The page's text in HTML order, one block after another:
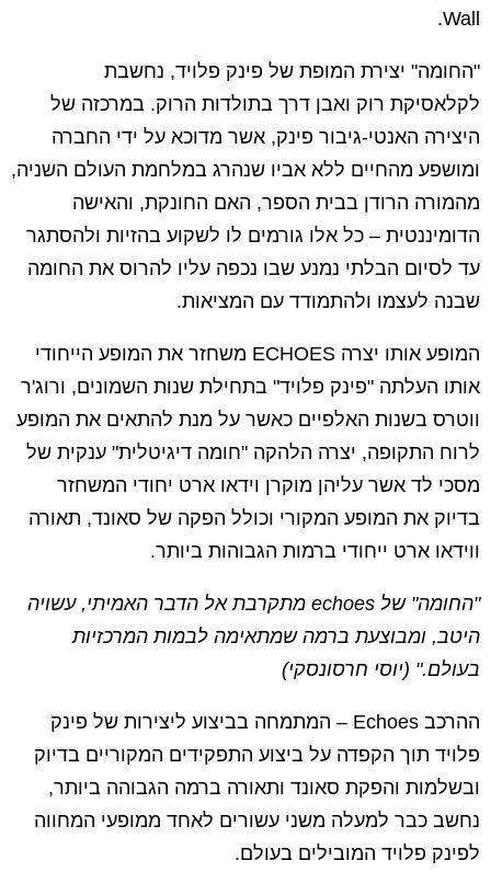
Wall.
"החומה" יצירת המופת של פינק פלויד, נחשבת
לקלאסיקת רוק ואבן דרך בתולדות הרוק. במרכזה של
היצירה האנטי-גיבור פינק, אשר מדוכא על ידי החברה
ומושפע מהחיים ללא אביו שנהרג במלחמת העולם השניה,
מהמורה הרודן בבית הספר, האם החונקת, והאישה
הדומיננטית – כל אלו גורמים לו לשקוע בהזיות ולהסתגר
עד לסיום הבלתי נמנע שבו נכפה עליו להרוס את החומה
שבנה לעצמו ולהתמודד עם המציאות.
המופע אותו יצרה ECHOES משחזר את המופע הייחודי
אותו העלתה "פינק פלויד" בתחילת שנות השמונים, ורוג'ר
ווטרס בשנות האלפיים כאשר על מנת להתאים את המופע
לרוח התקופה, יצרה הלהקה "חומה דיגיטלית" ענקית של
מסכי לד אשר עליהן מוקרן וידאו ארט יחודי המשחזר
בדיוק את המופע המקורי וכולל הפקה של סאונד, תאורה
ווידאו ארט ייחודי ברמות הגבוהות ביותר.
"החומה" של echoes מתקרבת אל הדבר האמיתי, עשויה
היטב, ומבוצעת ברמה שמתאימה לבמות המרכזיות
בעולם." (יוסי חרסונסקי)
ההרכב Echoes – המתמחה בביצוע ליצירות של פינק
פלויד תוך הקפדה על ביצוע התפקידים המקוריים בדיוק
ובשלמות והפקת סאונד ותאורה ברמה הגבוהה ביותר,
נחשב כבר למעלה משני עשורים לאחד ממופעי המחווה
לפינק פלויד המובילים בעולם.